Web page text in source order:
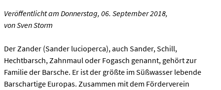
Veröffentlicht am Donnerstag, 06. September 2018,
von Sven Storm
Der Zander (Sander lucioperca), auch Sander, Schill,
Hechtbarsch, Zahnmaul oder Fogasch genannt, gehört zur
Familie der Barsche. Er ist der größte im Süßwasser lebende
Barschartige Europas. Zusammen mit dem Förderverein